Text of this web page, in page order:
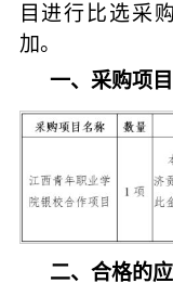
目进行比选采
加。
一、采购项
二、合格的